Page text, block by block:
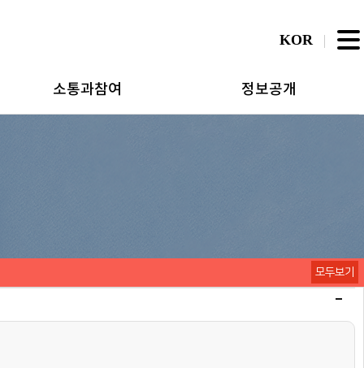
소통과참여 정보공개
KOR
모두보기